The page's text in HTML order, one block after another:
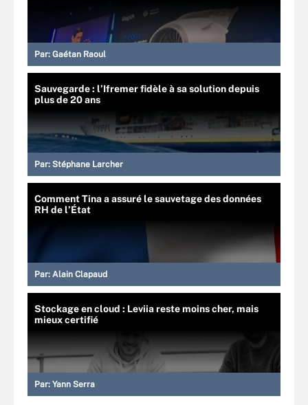
Par: Gaétan Raoul
Sauvegarde : l’Ifremer fidèle à sa solution depuis
plus de 20 ans
Par: Stéphane Larcher
Comment Tina a assuré le sauvetage des données
RH de l’État
Par: Alain Clapaud
Stockage en cloud : Leviia reste moins cher, mais
mieux certifié
Par: Yann Serra